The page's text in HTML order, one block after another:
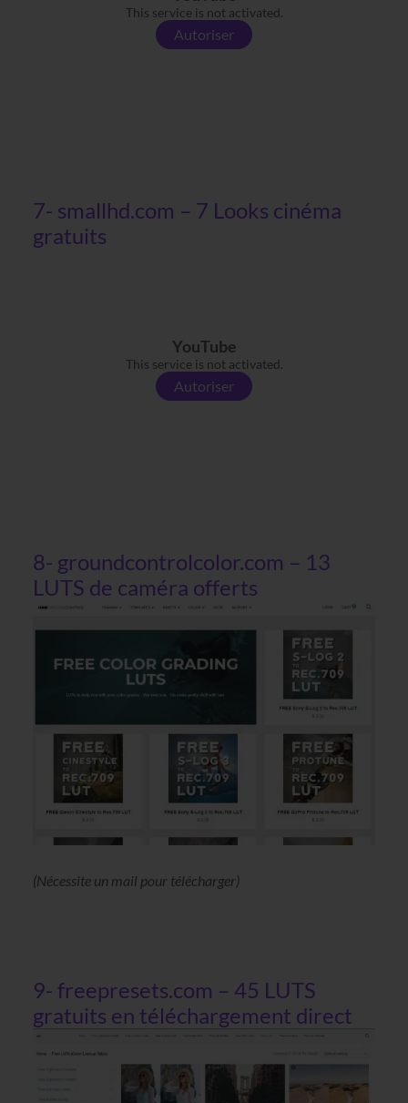
This service is not activated.
Autoriser
7- smallhd.com – 7 Looks cinéma
gratuits
YouTube
This service is not activated.
Autoriser
8- groundcontrolcolor.com – 13
LUTS de caméra offerts
(Nécessite un mail pour télécharger)
9- freepresets.com – 45 LUTS
gratuits en téléchargement direct